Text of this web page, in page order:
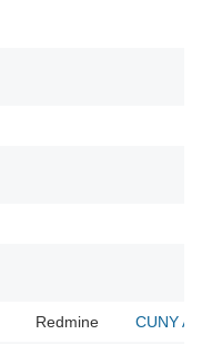
Redmine CUNY